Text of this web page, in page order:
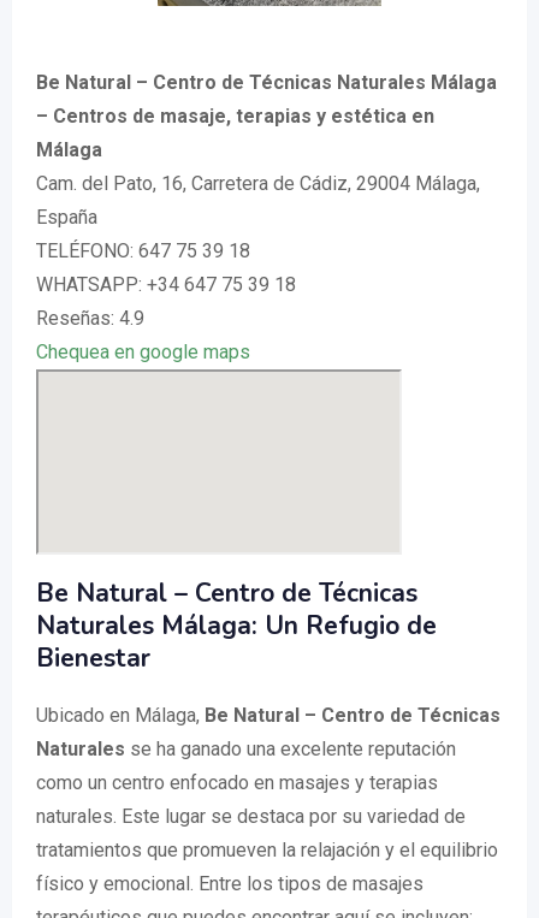
Be Natural – Centro de Técnicas Naturales Málaga
– Centros de masaje, terapias y estética en
Málaga
Cam. del Pato, 16, Carretera de Cádiz, 29004 Málaga,
España
TELÉFONO: 647 75 39 18
WHATSAPP: +34 647 75 39 18
Reseñas: 4.9
Chequea en google maps
Be Natural – Centro de Técnicas
Naturales Málaga: Un Refugio de
Bienestar
Ubicado en Málaga, Be Natural – Centro de Técnicas
Naturales se ha ganado una excelente reputación
como un centro enfocado en masajes y terapias
naturales. Este lugar se destaca por su variedad de
tratamientos que promueven la relajación y el equilibrio
físico y emocional. Entre los tipos de masajes